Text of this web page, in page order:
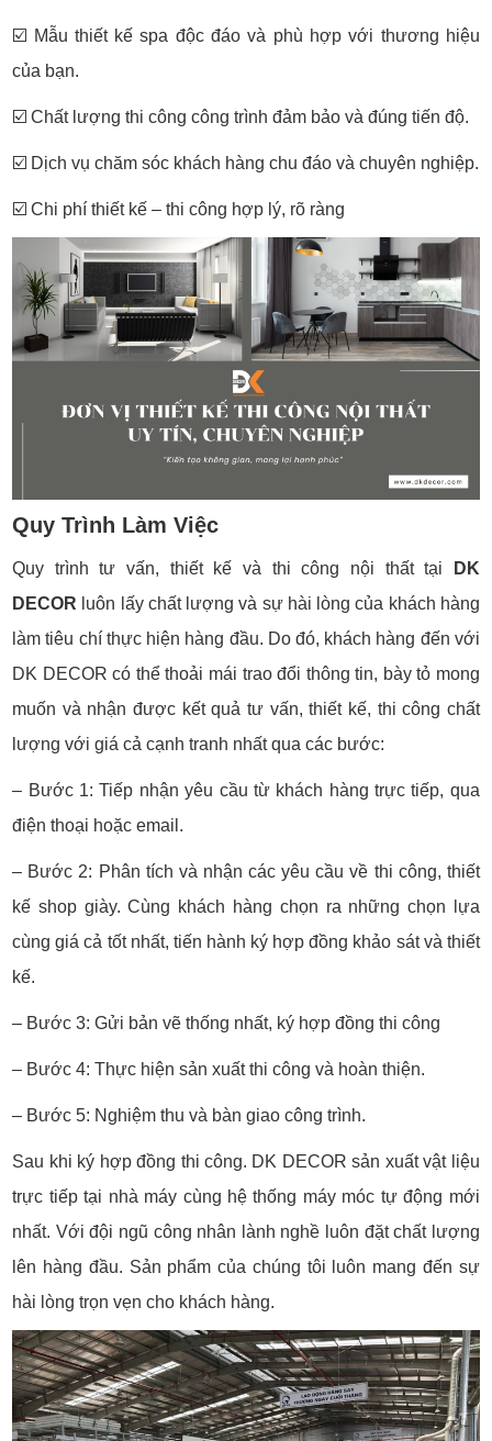
☑️ Mẫu thiết kế spa độc đáo và phù hợp với thương hiệu
của bạn.
☑️Chất lượng thi công công trình đảm bảo và đúng tiến độ.
☑️ Dịch vụ chăm sóc khách hàng chu đáo và chuyên nghiệp.
☑️Chi phí thiết kế – thi công hợp lý, rõ ràng
Quy Trình Làm Việc
Quy trình tư vấn, thiết kế và thi công nội thất tại
DK
DECOR luôn lấy chất lượng và sự hài lòng của khách hàng
làm tiêu chí thực hiện hàng đầu. Do đó, khách hàng đến với
DK DECOR có thể thoải mái trao đổi thông tin, bày tỏ mong
muốn và nhận được kết quả tư vấn, thiết kế, thi công chất
lượng với giá cả cạnh tranh nhất qua các bước:
– Bước 1: Tiếp nhận yêu cầu từ khách hàng trực tiếp, qua
điện thoại hoặc email.
– Bước 2: Phân tích và nhận các yêu cầu về thi công, thiết
kế shop giày. Cùng khách hàng chọn ra những chọn lựa
cùng giá cả tốt nhất, tiến hành ký hợp đồng khảo sát và thiết
kế.
– Bước 3: Gửi bản vẽ thống nhất, ký hợp đồng thi công
– Bước 4: Thực hiện sản xuất thi công và hoàn thiện.
– Bước 5: Nghiệm thu và bàn giao công trình.
Sau khi ký hợp đồng thi công. DK DECOR sản xuất vật liệu
trực tiếp tại nhà máy cùng hệ thống máy móc tự động mới
nhất. Với đội ngũ công nhân lành nghề luôn đặt chất lượng
lên hàng đầu. Sản phẩm của chúng tôi luôn mang đến sự
hài lòng trọn vẹn cho khách hàng.